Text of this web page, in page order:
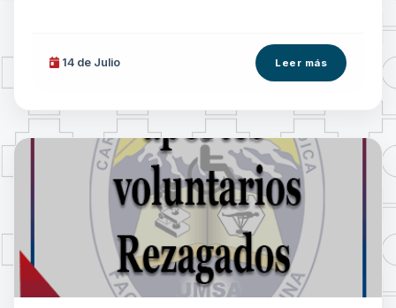
14 de Julio Leer más